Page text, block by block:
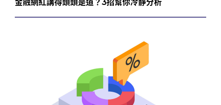
金融網紅講得頭頭是道？3招幫你冷靜分析